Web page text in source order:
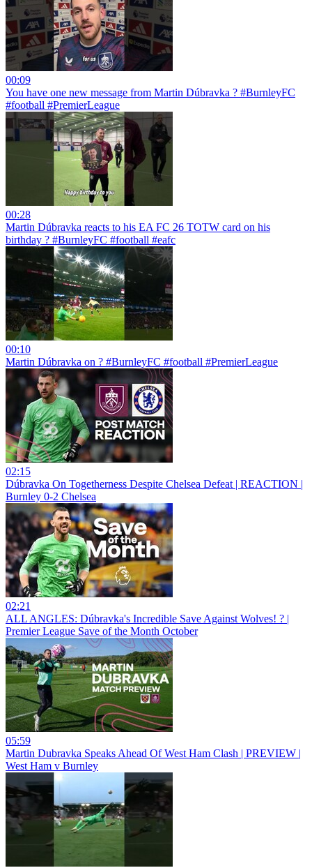
00:09
You have one new message from Martin Dúbravka ? #BurnleyFC
#football #PremierLeague
00:28
Martin Dúbravka reacts to his EA FC 26 TOTW card on his
birthday ? #BurnleyFC #football #eafc
00:10
Martin Dúbravka on ? #BurnleyFC #football #PremierLeague
02:15
Dúbravka On Togetherness Despite Chelsea Defeat | REACTION |
Burnley 0-2 Chelsea
02:21
ALL ANGLES: Dúbravka's Incredible Save Against Wolves! ? |
Premier League Save of the Month October
05:59
Martin Dubravka Speaks Ahead Of West Ham Clash | PREVIEW |
West Ham v Burnley